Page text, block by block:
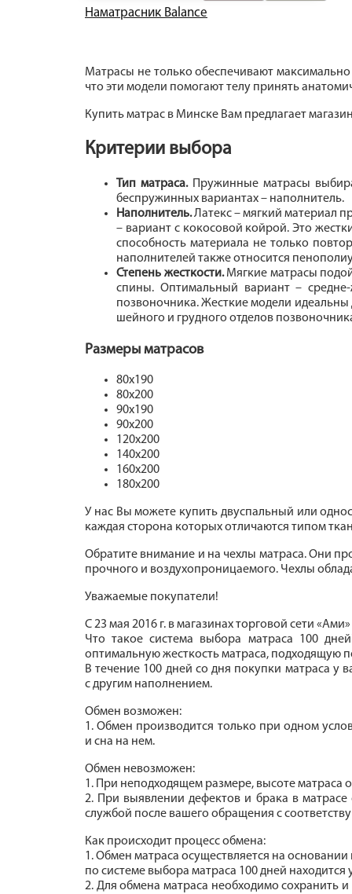
Наматрасник Balance
Матрасы не только обеспечивают
что эти модели помогают телу принять
Купить матрас в Минске Вам предлагает
Критерии выбора
Тип матраса. Пружинные матрасы
беспружинных вариантах – наполнитель.
Наполнитель.Латекс – мягкий материал
– вариант с кокосовой койрой. Это
способность материала не только
наполнителей также относится
Степень жесткости.Мягкие матрасы
спины. Оптимальный вариант –
позвоночника. Жесткие модели идеальны
шейного и грудного отделов
Размеры матрасов
80x190
80x200
90x190
90x200
120x200
140x200
160x200
180x200
У нас Вы можете купить двуспальный или
каждая сторона которых отличаются типом
Обратите внимание и на чехлы матраса. Они
прочного и воздухопроницаемого. Чехлы
Уважаемые покупатели!
С 23 мая 2016 г. в магазинах торговой сети
Что такое система выбора матраса 100
оптимальную жесткость матраса, подходящую
В течение 100 дней со дня покупки матраса у
с другим наполнением.
Обмен возможен:
1. Обмен производится только при одном
и сна на нем.
Обмен невозможен:
1. При неподходящем размере, высоте матраса
2. При выявлении дефектов и брака в
службой после вашего обращения с
Как происходит процесс обмена:
1. Обмен матраса осуществляется на
по системе выбора матраса 100 дней находится
2. Для обмена матраса необходимо сохранить